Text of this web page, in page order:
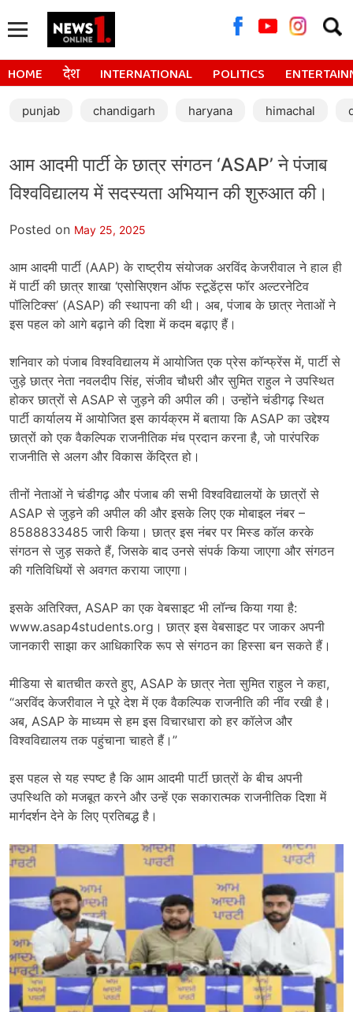
for:
HOME देश INTERNATIONAL POLITICS
punjab chandigarh haryana himachal
आम आदमी पार्टी के छात्र संगठन ‘ASAP’ ने पंजाब
विश्वविद्यालय में सदस्यता अभियान की शुरुआत की।
Posted on May 25, 2025
आम आदमी पार्टी (AAP) के राष्ट्रीय संयोजक अरविंद केजरीवाल ने हाल ही
में पार्टी की छात्र शाखा ‘एसोसिएशन ऑफ स्टूडेंट्स फॉर अल्टरनेटिव
पॉलिटिक्स’ (ASAP) की स्थापना की थी। अब, पंजाब के छात्र नेताओं ने
इस पहल को आगे बढ़ाने की दिशा में कदम बढ़ाए हैं।
शनिवार को पंजाब विश्वविद्यालय में आयोजित एक प्रेस कॉन्फ्रेंस में, पार्टी से
जुड़े छात्र नेता नवलदीप सिंह, संजीव चौधरी और सुमित राहुल ने उपस्थित
होकर छात्रों से ASAP से जुड़ने की अपील की। उन्होंने चंडीगढ़ स्थित
पार्टी कार्यालय में आयोजित इस कार्यक्रम में बताया कि ASAP का उद्देश्य
छात्रों को एक वैकल्पिक राजनीतिक मंच प्रदान करना है, जो पारंपरिक
राजनीति से अलग और विकास केंद्रित हो।
तीनों नेताओं ने चंडीगढ़ और पंजाब की सभी विश्वविद्यालयों के छात्रों से
ASAP से जुड़ने की अपील की और इसके लिए एक मोबाइल नंबर –
8588833485 जारी किया। छात्र इस नंबर पर मिस्ड कॉल करके
संगठन से जुड़ सकते हैं, जिसके बाद उनसे संपर्क किया जाएगा और संगठन
की गतिविधियों से अवगत कराया जाएगा।
इसके अतिरिक्त, ASAP का एक वेबसाइट भी लॉन्च किया गया है:
www.asap4students.org। छात्र इस वेबसाइट पर जाकर अपनी
जानकारी साझा कर आधिकारिक रूप से संगठन का हिस्सा बन सकते हैं।
मीडिया से बातचीत करते हुए, ASAP के छात्र नेता सुमित राहुल ने कहा,
“अरविंद केजरीवाल ने पूरे देश में एक वैकल्पिक राजनीति की नींव रखी है।
अब, ASAP के माध्यम से हम इस विचारधारा को हर कॉलेज और
विश्वविद्यालय तक पहुंचाना चाहते हैं।”
इस पहल से यह स्पष्ट है कि आम आदमी पार्टी छात्रों के बीच अपनी
उपस्थिति को मजबूत करने और उन्हें एक सकारात्मक राजनीतिक दिशा में
मार्गदर्शन देने के लिए प्रतिबद्ध है।